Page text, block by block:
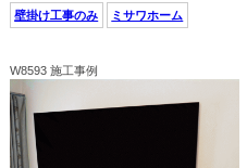
壁掛け工事のみ ミサワホーム
W8593 施工事例